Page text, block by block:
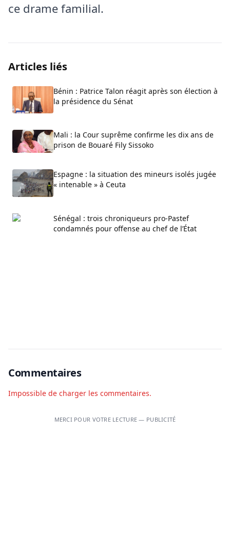
ce drame familial.
Articles liés
Bénin : Patrice Talon réagit après son élection à
la présidence du Sénat
Mali : la Cour suprême confirme les dix ans de
prison de Bouaré Fily Sissoko
Espagne : la situation des mineurs isolés jugée
« intenable » à Ceuta
Sénégal : trois chroniqueurs pro-Pastef
condamnés pour offense au chef de l’État
Commentaires
Impossible de charger les commentaires.
MERCI POUR VOTRE LECTURE — PUBLICITÉ